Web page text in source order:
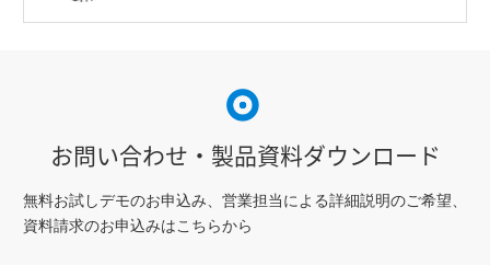
お問い合わせ・製品資料ダウンロード
無料お試しデモのお申込み、営業担当による詳細説明のご希望、
資料請求のお申込みはこちらから